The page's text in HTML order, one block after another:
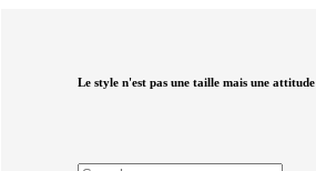
Le style n'est pas une taille mais une attitude